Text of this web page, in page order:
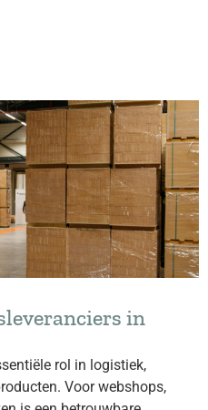
in
rol in logistiek,
Voor webshops,